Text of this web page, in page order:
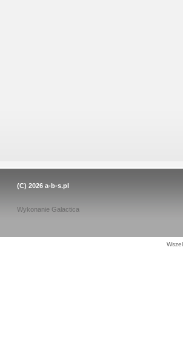
(C) 2026 a-b-s.pl
Wykonanie Galactica